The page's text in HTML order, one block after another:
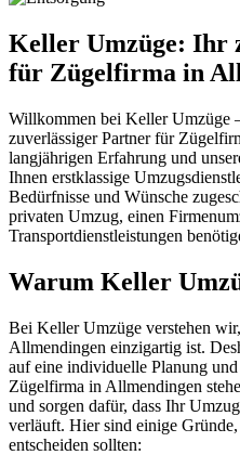
Keller Umzüge: Ihr
für Zügelfirma in
Willkommen bei Keller Umzüge
zuverlässiger Partner für
langjährigen Erfahrung und
Ihnen erstklassige
Bedürfnisse und Wünsche
privaten Umzug, einen
Transportdienstleistungen
Warum Keller
Bei Keller Umzüge verstehen
Allmendingen einzigartig ist.
auf eine individuelle Planung
Zügelfirma in Allmendingen
und sorgen dafür, dass Ihr
verläuft. Hier sind einige
entscheiden sollten: